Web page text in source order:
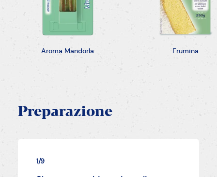
Aroma Mandorla Frumina
Preparazione
1/9